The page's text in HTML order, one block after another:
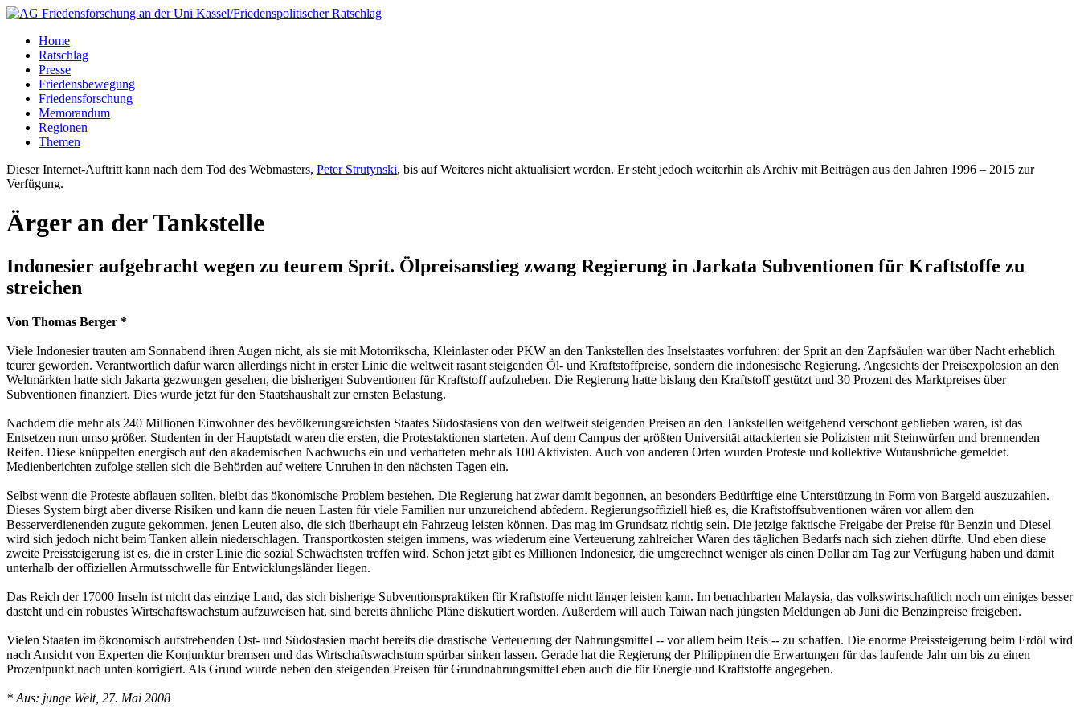
Home
Ratschlag
Presse
Friedensbewegung
Friedensforschung
Memorandum
Regionen
Themen
Dieser Internet-Auftritt kann nach dem Tod des Webmasters, Peter Strutynski, bis auf Weiteres nicht aktualisiert werden. Er steht jedoch weiterhin als Archiv mit Beiträgen aus den Jahren 1996 – 2015 zur
Verfügung.
Ärger an der Tankstelle
Indonesier aufgebracht wegen zu teurem Sprit. Ölpreisanstieg zwang Regierung in Jarkata Subventionen für Kraftstoffe zu
streichen
Von Thomas Berger *
Viele Indonesier trauten am Sonnabend ihren Augen nicht, als sie mit Motorrikscha, Kleinlaster oder PKW an den Tankstellen des Inselstaates vorfuhren: der Sprit an den Zapfsäulen war über Nacht erheblich
teurer geworden. Verantwortlich dafür waren allerdings nicht in erster Linie die weltweit rasant steigenden Öl- und Kraftstoffpreise, sondern die indonesische Regierung. Angesichts der Preisexpolosion an den
Weltmärkten hatte sich Jakarta gezwungen gesehen, die bisherigen Subventionen für Kraftstoff aufzuheben. Die Regierung hatte bislang den Kraftstoff gestützt und 30 Prozent des Marktpreises über
Subventionen finanziert. Dies wurde jetzt für den Staatshaushalt zur ernsten Belastung.
Nachdem die mehr als 240 Millionen Einwohner des bevölkerungsreichsten Staates Südostasiens von den weltweit steigenden Preisen an den Tankstellen weitgehend verschont geblieben waren, ist das
Entsetzen nun umso größer. Studenten in der Hauptstadt waren die ersten, die Protestaktionen starteten. Auf dem Campus der größten Universität attackierten sie Polizisten mit Steinwürfen und brennenden
Reifen. Diese knüppelten ­energisch auf den akademischen Nachwuchs ein und verhafteten mehr als 100 Aktivisten. Auch von anderen Orten wurden Proteste und kollektive Wutausbrüche gemeldet.
Medienberichten zufolge stellen sich die Behörden auf weitere Unruhen in den nächsten Tagen ein.
Selbst wenn die Proteste abflauen sollten, bleibt das ökonomische Problem bestehen. Die Regierung hat zwar damit begonnen, an besonders Bedürftige eine Unterstützung in Form von Bargeld auszuzahlen.
Dieses System birgt aber diverse Risiken und kann die neuen Lasten für viele Familien nur unzureichend abfedern. Regierungsoffiziell hieß es, die Kraftstoffsubventionen wären vor allem den
Besserverdienenden zugute gekommen, jenen Leuten also, die sich überhaupt ein Fahrzeug leisten können. Das mag im Grundsatz richtig sein. Die jetzige faktische Freigabe der Preise für Benzin und Diesel
wird sich jedoch nicht beim Tanken allein niederschlagen. Transportkosten steigen immens, was wiederum eine Verteuerung zahlreicher Waren des täglichen Bedarfs nach sich ziehen dürfte. Und eben diese
zweite Preissteigerung ist es, die in erster Linie die sozial Schwächsten treffen wird. Schon jetzt gibt es Millionen Indonesier, die umgerechnet weniger als einen Dollar am Tag zur Verfügung haben und damit
unterhalb der offiziellen Armutsschwelle für Entwicklungsländer liegen.
Das Reich der 17000 Inseln ist nicht das einzige Land, das sich bisherige Subventionspraktiken für Kraftstoffe nicht länger leisten kann. Im benachbarten Malaysia, das volkswirtschaftlich noch um einiges besser
dasteht und ein robustes Wirtschaftswachstum aufzuweisen hat, sind bereits ähnliche Pläne diskutiert worden. Außerdem will auch Taiwan nach jüngsten Meldungen ab Juni die Benzinpreise freigeben.
Vielen Staaten im ökonomisch aufstrebenden Ost- und Südostasien macht bereits die drastische Verteuerung der Nahrungsmittel -- vor allem beim Reis -- zu schaffen. Die enorme Preissteigerung beim Erdöl wird
nach Ansicht von Experten die Konjunktur bremsen und das Wirtschaftswachstum spürbar sinken lassen. Gerade hat die Regierung der Philippinen die Erwartungen für das laufende Jahr um bis zu einen
Prozentpunkt nach unten korrigiert. Als Grund wurde neben den steigenden Preisen für Grundnahrungsmittel eben auch die für Energie und Kraftstoffe angegeben.
* Aus: junge Welt, 27. Mai 2008